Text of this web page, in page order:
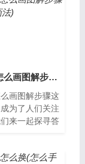
机械刀具怎么画图解步骤(刀具制图画法)
画图解步骤这
为了人们关注
来一起探寻答